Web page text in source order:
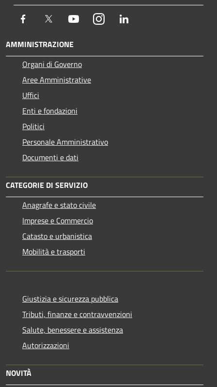
Facebook Twitter YoutubeInstagram
AMMINISTRAZIONE
Organi di Governo
Aree Amministrative
Uffici
Enti e fondazioni
Politici
Personale Amministrativo
Documenti e dati
CATEGORIE DI SERVIZIO
Anagrafe e stato civile
Imprese e Commercio
Catasto e urbanistica
Mobilità e trasporti
Giustizia e sicurezza pubblica
Tributi, finanze e contravvenzioni
Salute, benessere e assistenza
Autorizzazioni
NOVITÀ